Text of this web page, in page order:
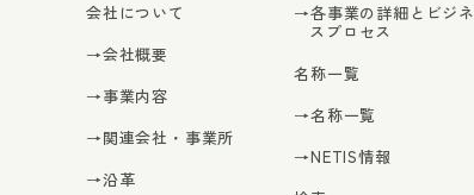
会社について
→会社概要
→事業内容
→関連会社・事業所
→沿革
→各事業の詳細とビジネ
スプロセス
名称一覧
→名称一覧
→NETIS情報